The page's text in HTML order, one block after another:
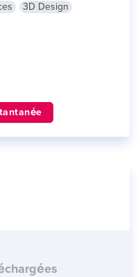
3D Design